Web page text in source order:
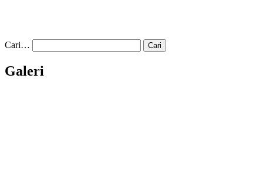
Cari…
Galeri